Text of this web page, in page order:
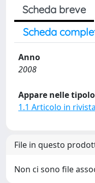
Scheda breve
Scheda
Anno
2008
Appare nelle
1.1 Articolo in rivista
File in questo
Non ci sono file